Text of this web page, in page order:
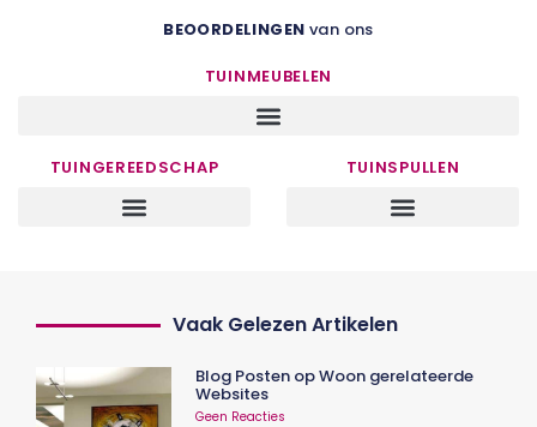
BEOORDELINGEN van ons
TUINMEUBELEN
TUINGEREEDSCHAP TUINSPULLEN
Vaak Gelezen Artikelen
Blog Posten op Woon gerelateerde
Websites
Geen Reacties